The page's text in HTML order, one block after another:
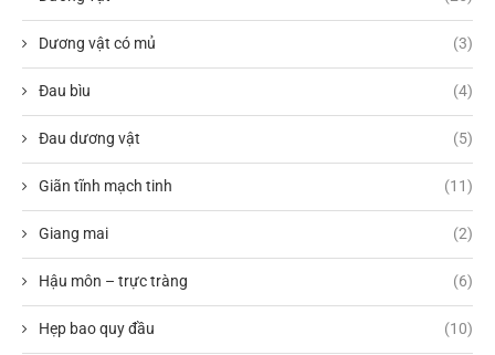
Dương vật có mủ (3)
Đau bìu (4)
Đau dương vật (5)
Giãn tĩnh mạch tinh (11)
Giang mai (2)
Hậu môn – trực tràng (6)
Hẹp bao quy đầu (10)